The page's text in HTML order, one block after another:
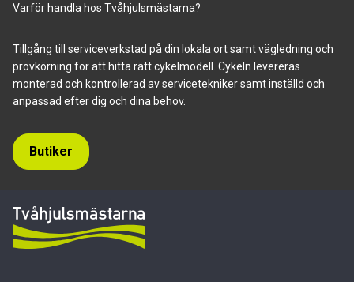
Varför handla hos Tvåhjulsmästarna?
Tillgång till serviceverkstad på din lokala ort samt vägledning och
provkörning för att hitta rätt cykelmodell. Cykeln levereras
monterad och kontrollerad av servicetekniker samt inställd och
anpassad efter dig och dina behov.
Butiker